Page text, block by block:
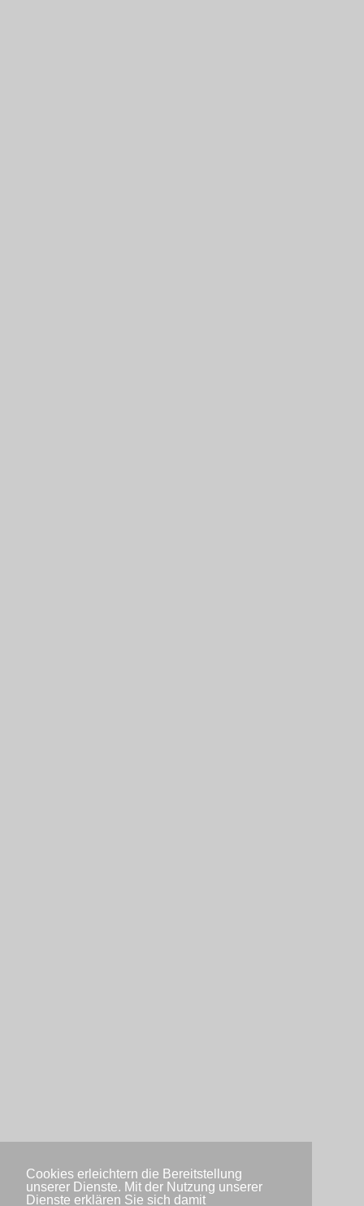
Cookies erleichtern die Bereitstellung
unserer Dienste. Mit der Nutzung unserer
Dienste erklären Sie sich damit